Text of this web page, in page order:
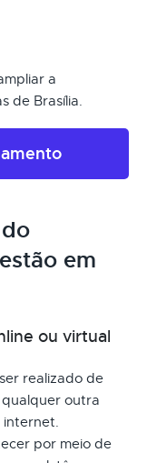
a
de Brasília.
em
ou virtual
realizado de
qualquer outra
internet.
por meio de